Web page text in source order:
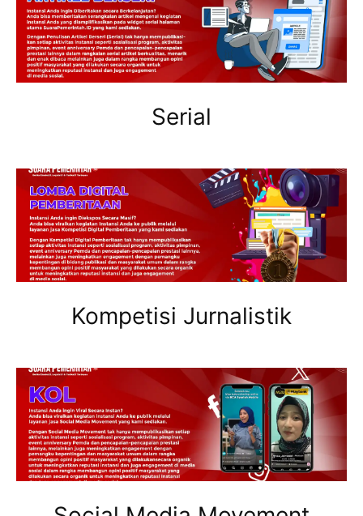
Serial
Kompetisi Jurnalistik